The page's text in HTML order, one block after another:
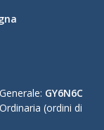
GY6N6C
(ordini di